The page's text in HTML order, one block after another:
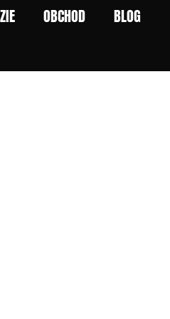
OBCHOD
BLOG